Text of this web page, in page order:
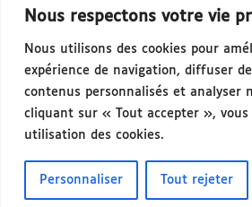
Nous respectons votre vie
Nous utilisons des cookies pour
expérience de navigation, diffuser
contenus personnalisés et analyser
cliquant sur « Tout accepter », vous
utilisation des cookies.
Personnaliser Tout rejeter
& de l’Accessibilité – 15